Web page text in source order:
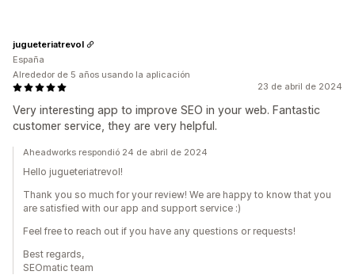
23 de abril de 2024
Very interesting app to improve SEO in your web. Fantastic
customer service, they are very helpful.
jugueteriatrevol
España
Alrededor de 5 años usando la aplicación
Aheadworks respondió 24 de abril de 2024
Hello jugueteriatrevol!
Thank you so much for your review! We are happy to know that you
are satisfied with our app and support service :)
Feel free to reach out if you have any questions or requests!
Best regards,
SEOmatic team